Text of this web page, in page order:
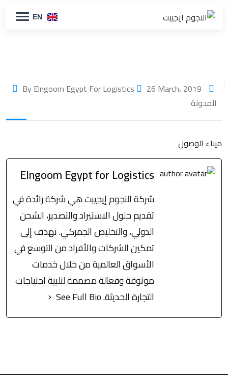
EN
26 March، 2019
المدونة
ميناء الوصول
Elngoom Egypt for Logistics
شركة النجوم إيجيبت هي شركة رائدة في
تقديم حلول الاستيراد والتصدير، الشحن
الدولي، والتخليص الجمركي. نهدف إلى
تمكين الشركات والأفراد من التوسع في
الأسواق العالمية من خلال خدمات
موثوقة وفعالة مصممة لتلبية احتياجات
التجارة الحديثة.See Full Bio